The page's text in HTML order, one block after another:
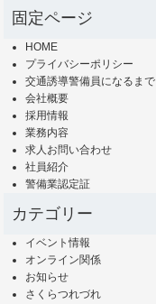
固定ページ
HOME
プライバシーポリシー
交通誘導警備員になるまで
会社概要
採用情報
業務内容
求人お問い合わせ
社員紹介
警備業認定証
カテゴリー
イベント情報
オンライン関係
お知らせ
さくらつれづれ